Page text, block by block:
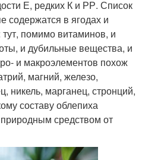
Е, редких К и РР. Список
содержатся в ягодах и
тут, помимо витаминов, и
и дубильные вещества, и
и макроэлементов похож
магний, железо,
никель, марганец, стронций,
составу облепиха
средством от